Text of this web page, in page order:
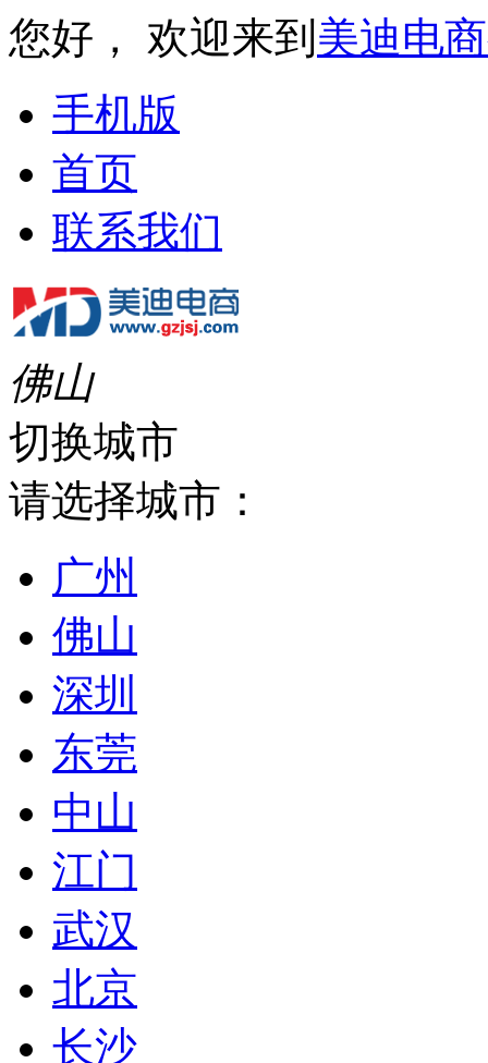
您好， 欢迎来到 美迪电
手机版
首页
联系我们
佛山
切换城市
请选择城市：
广州
佛山
深圳
东莞
中山
江门
武汉
北京
长沙